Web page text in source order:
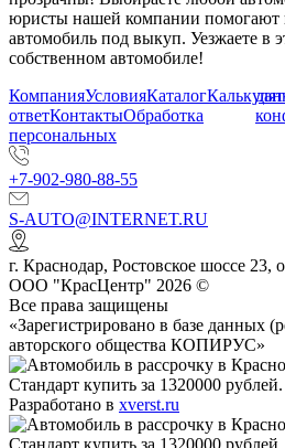
юристы нашей компании помогают
автомобиль под выкуп. Уезжаете в
собственном автомобиле!
КомпанияУсловияКаталог
ответКонтактыОбработка
персональных
+7-902-980-88-55
S-AUTO@INTERNET.RU
г. Краснодар, Ростовское шоссе 23,
ООО "КрасЦентр" 2026 ©
Все права защищены
«Зарегистрировано в базе данных
авторского общества КОПИРУС»
Разработано в xverst.ru